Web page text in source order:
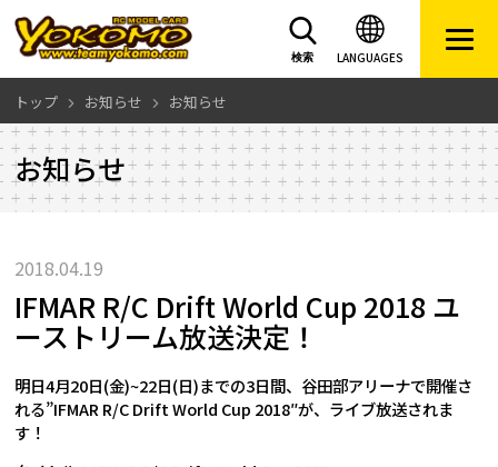
LANGUAGES
検索
トップ お知らせ お知らせ
お知らせ
2018.04.19
IFMAR R/C Drift World Cup 2018 ユ
ーストリーム放送決定！
明日4月20日(金)~22日(日)までの3日間、谷田部アリーナで開催さ
れる”IFMAR R/C Drift World Cup 2018″が、ライブ放送されま
す！